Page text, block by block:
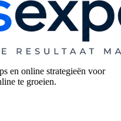
en online strategieën voor
te groeien.